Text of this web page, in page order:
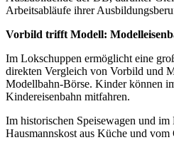
Arbeitsabläufe ihrer
Vorbild trifft Modell:
Im Lokschuppen ermöglicht eine
direkten Vergleich von Vorbild und
Modellbahn-Börse. Kinder können
Kindereisenbahn mitfahren.
Im historischen Speisewagen und im
Hausmannskost aus Küche und vom